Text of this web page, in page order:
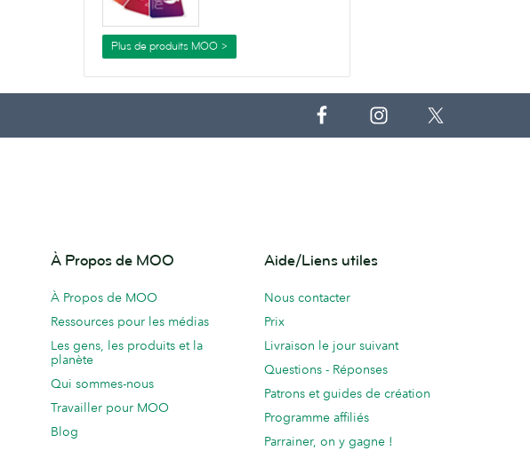
Plus de produits MOO >
À Propos de MOO
À Propos de MOO
Ressources pour les médias
Les gens, les produits et la
planète
Qui sommes-nous
Travailler pour MOO
Blog
Aide/Liens utiles
Nous contacter
Prix
Livraison le jour suivant
Questions - Réponses
Patrons et guides de création
Programme affiliés
Parrainer, on y gagne !